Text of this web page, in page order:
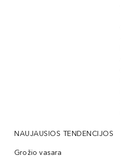
NAUJAUSIOS TENDENCIJOS
Grožio vasara